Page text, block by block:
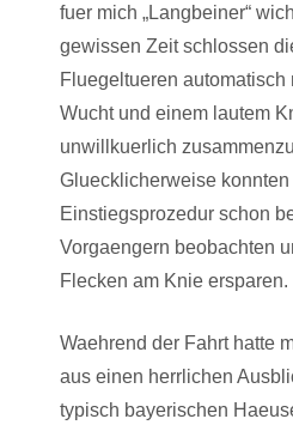
fuer mich „Langbeiner“
gewissen Zeit schlossen
Fluegeltueren automatisch
Wucht und einem lautem
unwillkuerlich
Gluecklicherweise
Einstiegsprozedur schon
Vorgaengern beobachten
Flecken am Knie ersparen.
Waehrend der Fahrt hatte
aus einen herrlichen
typisch bayerischen